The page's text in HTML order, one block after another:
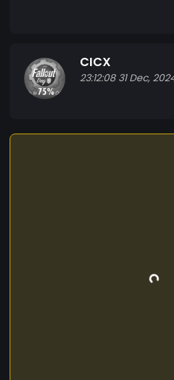
CICX
23:12:08 31 Dec,